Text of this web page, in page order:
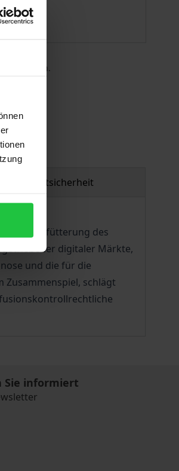
4
variieren.
Produktsicherheit
Unterfütterung des
digitaler Märkte,
und die für die
schlägt
Sie informiert